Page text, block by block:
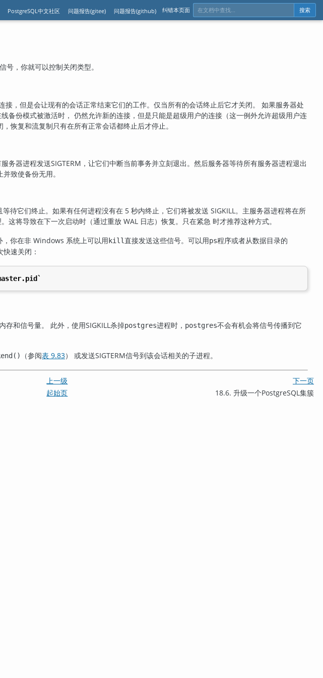
PostgreSQL中文社区 问题报告(gitee) 问题报告(github) 纠错本页面 搜索
号，你就可以控制关闭类型。
接，但是会让现有的会话正常结束它们的工作。仅当所有的会话终止后它才关闭。 如果服务器处
备份模式被激活时， 仍然允许新的连接，但是只能是超级用户的连接（这一例外允许超级用户连
恢复和流复制只有在所有正常会话都终止后才停止。
务器进程发送SIGTERM ，让它们中断当前事务并立刻退出。然后服务器等待所有服务器进程退出
致使备份无用。
等待它们终止。如果有任何进程没有在 5 秒内终止，它们将被发送 SIGKILL。主服务器进程将在所
这将导致在下一次启动时（通过重放 WAL 日志）恢复。只在紧急 时才推荐这种方式。
，你在非 Windows 系统上可以用 kill直接发送这些信号。可以用ps程序或者从数据目录的
速关闭：
存和信号量。 此外，使用SIGKILL杀掉postgres进程时， postgres不会有机会将信号传播到它
（参阅表 9.83） 或发送SIGTERM信号到该会话相关的子进程。
上一级
下一页
起始页 18.6. 升级一个PostgreSQL 集簇